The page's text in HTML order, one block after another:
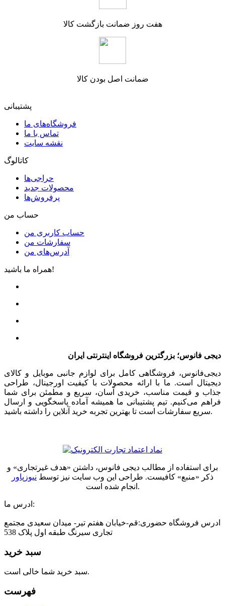
هفت روز ضمانت بازگشت کالا
ضمانت اصل بودن کالا
پشتیبانی
فروشگاه‌های ما
تماس با ما
نقشه سایت
کاتالوگ
حراجی‌ها
محصولات جدید
پرفروش‌ها
حساب من
حساب کاربری من
سفارشات من
آدرس‌های من
همراه ما باشید!
دیجی فانوس؛ بزرگترین فروشگاه اینترنتی ایران
دیجی‌فانوس، فروشگاهی کامل برای لوازم جانبی موبایل و کالای
دیجیتال است. ما با ارائه محصولات با کیفیت اورجینال، طراحی
جذاب و قیمت مناسب، خریدی آسان، سریع و مطمئن برای شما
فراهم می‌کنیم. تیم پشتیبانی ما همیشه آماده پاسخگویی و ارسال
سریع سفارشات است تا بهترین تجربه خرید آنلاین را داشته باشید.
برای استفاده از مطالب دیجی فانوس، داشتن «هدف غیرتجاری» و
ذکر «منبع» کافیست. طراحی این وب سایت نیز توسط نیوزپاور
انجام شده است.
ادرس ما:
ادرس فروشگاه حضوری:قم-خیابان هفتم تیر- میدان سعیدی مجتمع
تجاری سیرنگ طبقه اول پلاک 538
سبد خرید
سبد خرید شما خالی است.
فهرست